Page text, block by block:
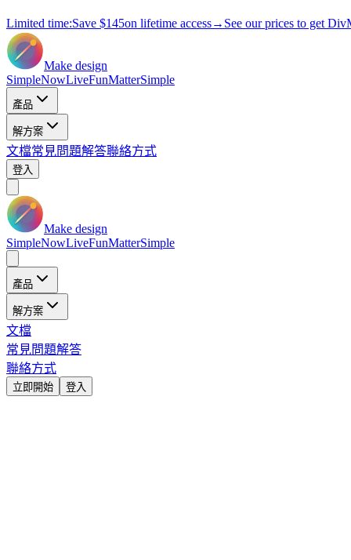
Limited time:Save $145on lifetime access→ See our prices to get
Make design
SimpleNowLiveFunMatterSimple
產品
解方案
文檔常見問題解答聯絡方式
登入
Make design
SimpleNowLiveFunMatterSimple
產品
解方案
文檔
常見問題解答
聯絡方式
立即開始 登入